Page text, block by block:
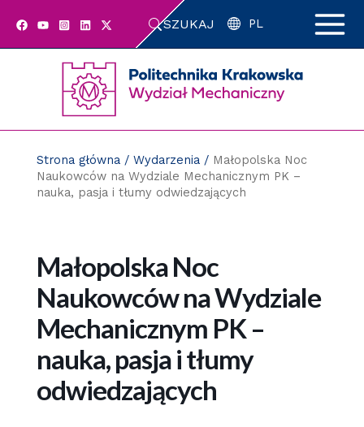
SZUKAJ PL
Strona główna/ Wydarzenia/ Małopolska Noc
Naukowców na Wydziale Mechanicznym PK –
nauka, pasja i tłumy odwiedzających
Małopolska Noc
Naukowców na Wydziale
Mechanicznym PK –
nauka, pasja i tłumy
odwiedzających